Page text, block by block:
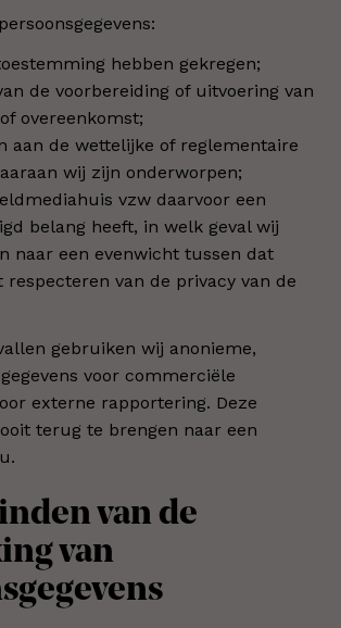
hebben gekregen;
de voorbereiding of uitvoering van
overeenkomst;
aan de wettelijke of reglementaire
wij zijn onderworpen;
vzw daarvoor een
belang heeft, in welk geval wij
naar een evenwicht tussen dat
respecteren van de privacy van de
gebruiken wij anonieme,
voor commerciële
externe rapportering. Deze
terug te brengen naar een
van de
van